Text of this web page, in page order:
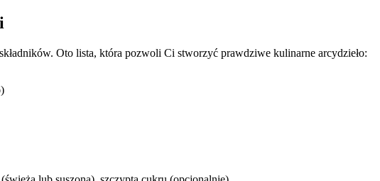
Oto lista, która pozwoli Ci stworzyć prawdziwe kulinarne arcydzieło: